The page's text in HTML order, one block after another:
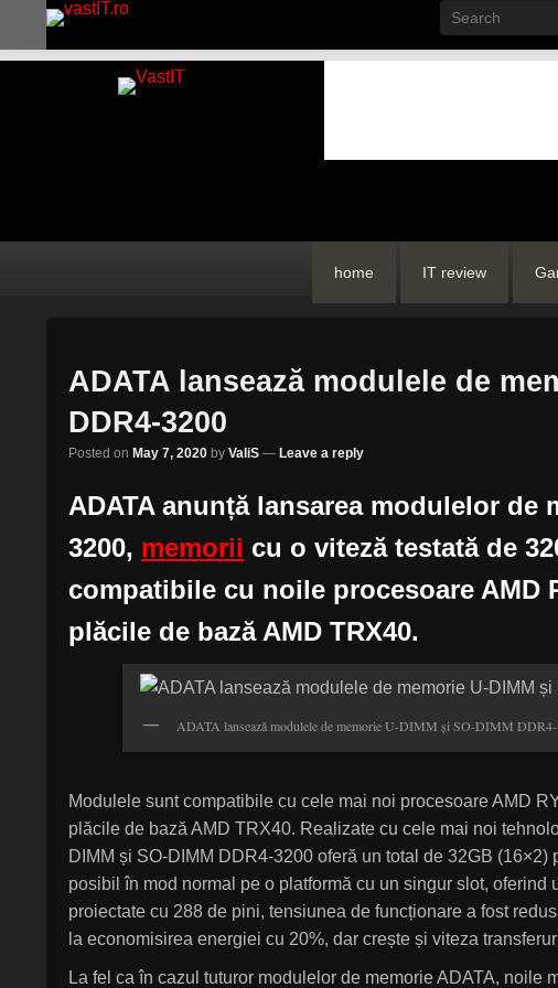
Search
vastIT.ro
home IT review
ADATA lansează modulele de
DDR4-3200
Posted on May 7, 2020 by ValiS — Leave a reply
ADATA anunță lansarea modulelor de
3200, memorii cu o viteză testată de
compatibile cu noile procesoare AMD
plăcile de bază AMD TRX40.
ADATA lansează modulele de memorie U-DIMM și SO-DIMM
Modulele sunt compatibile cu cele mai noi procesoare AMD
plăcile de bază AMD TRX40. Realizate cu cele mai noi
DIMM și SO-DIMM DDR4-3200 oferă un total de 32GB
posibil în mod normal pe o platformă cu un singur slot,
proiectate cu 288 de pini, tensiunea de funcționare a fost
la economisirea energiei cu 20%, dar crește și viteza
La fel ca în cazul tuturor modulelor de memorie ADATA,